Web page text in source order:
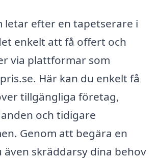
letar efter en tapetserare i
enkelt att få offert och
via plattformar som
Här kan du enkelt få
tillgängliga företag,
och tidigare
Genom att begära en
skräddarsy dina behov